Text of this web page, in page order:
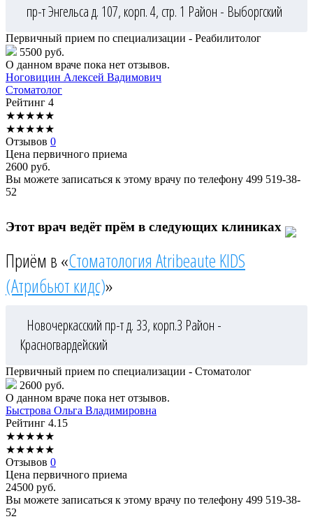
пр-т Энгельса д. 107, корп. 4, стр. 1 Район - Выборгский
Первичный прием по специализации - Реабилитолог
5500 руб.
О данном враче пока нет отзывов.
Ноговицин Алексей Вадимович
Стоматолог
Рейтинг 4
★★★★★
★★★★★
Отзывов 0
Цена первичного приема
2600 руб.
Вы можете записаться к этому врачу по телефону 499 519-38-
52
Этот врач ведёт прём в следующих клиниках
Приём в «Стоматология Atribeaute KIDS
(Атрибьют кидс)»
Новочеркасский пр-т д. 33, корп.3 Район -
Красногвардейский
Первичный прием по специализации - Стоматолог
2600 руб.
О данном враче пока нет отзывов.
Быстрова Ольга Владимировна
Рейтинг 4.15
★★★★★
★★★★★
Отзывов 0
Цена первичного приема
24500 руб.
Вы можете записаться к этому врачу по телефону 499 519-38-
52